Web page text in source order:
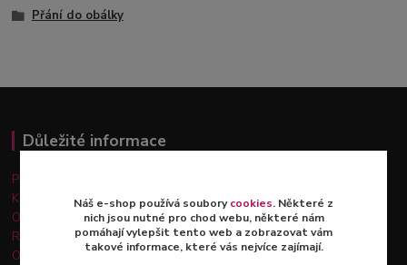
Přání do obálky
Důležité informace
Platba a doprava
Kontakty
Obchodní podmínky
Reklamace a vrácení zboží
Ochrana osobních údajů
Náš e-shop používá souborycookies. Některé z
nich jsou nutné pro chod webu, některé nám
pomáhají vylepšit tento web a zobrazovat vám
takové informace, které vás nejvíce zajímají.